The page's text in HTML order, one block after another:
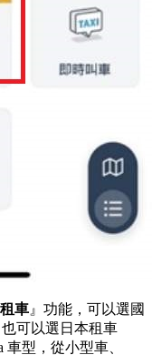
租車 』功能，可以選國
可以選日本租車
車型，從小型車、